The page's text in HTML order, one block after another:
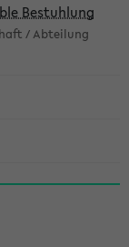
Bestuhlung
/ Abteilung